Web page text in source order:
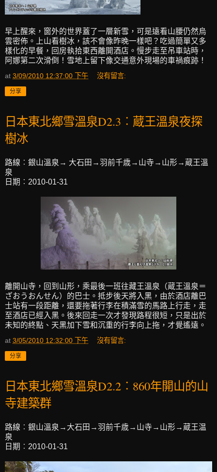
早上醒來，窗外的世界蓋了一層新雪，可是遠看山腰仍然烏
雲密佈。上山看樹冰，該不會像昨晚一樣吧？吃過簡單又多
樣化的早餐，回房執拾東西離開酒店。慢步走至吊車站時，
阿娜第二次滑倒！雪地上留下像交通意外現場的車禍痕跡！
at 3/09/2010 12:37:00 下午 沒有留言:
分享
日本東北鄉雪溫泉D2.3︰蔵王溫泉夜探
樹冰
路線︰銀山溫泉→ 大石田→羽前千歳→山寺→山形→蔵王溫
泉
日期︰2010-01-31
離開山寺，回到山形，乘最後一班往藏王溫泉（蔵王溫泉＝
ざおうおんせん）的巴士。抵步後天將入黑，由於酒店離巴
士站有一段距離，還要拖著行李在積滿雪的馬路上行走，走
至酒店已經入黑。後來回走一次才發現路程很短，只是出於
未知的終點、天黑加下雪和沉重的行李向上拖，才覺遙遠。
at 3/05/2010 12:32:00 下午 沒有留言:
分享
日本東北鄉雪溫泉D2.2︰860年開山的山
寺建築群
路線︰銀山溫泉→大石田→羽前千歳→山寺→山形→蔵王温
泉
日期︰2010-01-31